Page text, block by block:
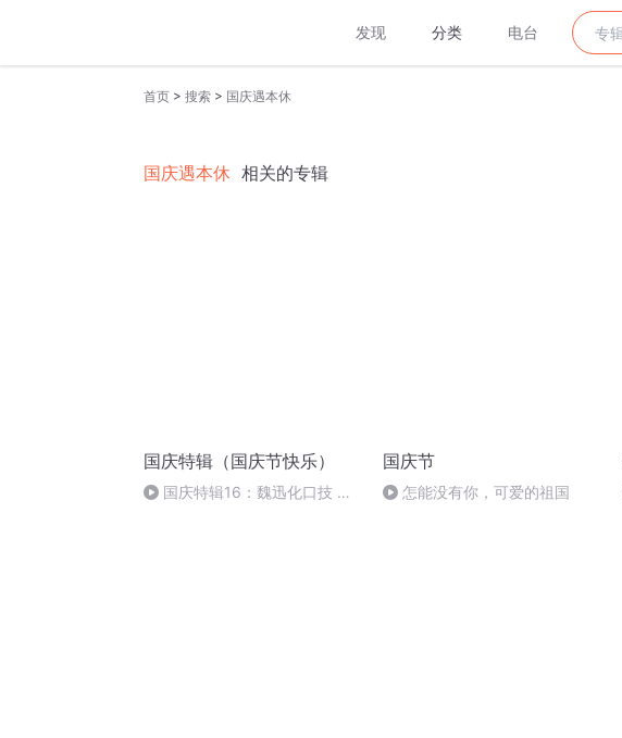
发现 分类 电台
首页 > 搜索 > 国庆遇本休
国庆遇本休 相关的专辑
国庆特辑（国庆节快乐）
国庆特辑16：魏迅化口技 二
国庆节
怎能没有你，可爱的祖国